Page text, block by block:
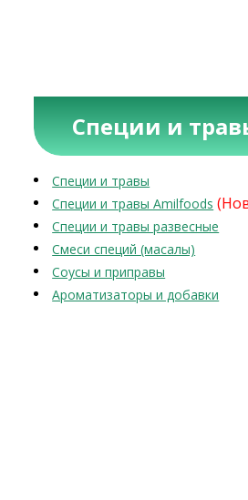
Специи и
Специи и травы
Специи и травы Amilfoods
Специи и травы развесные
Смеси специй (масалы)
Соусы и приправы
Ароматизаторы и добавки